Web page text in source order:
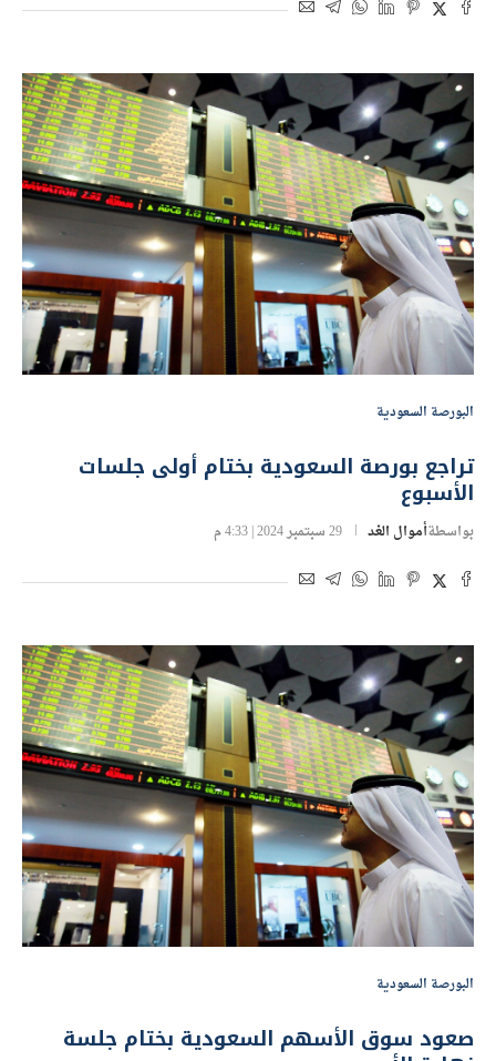
البورصة السعودية
تراجع بورصة السعودية بختام أولى جلسات
الأسبوع
بواسطةأموال الغد 29 سبتمبر 2024 | 4:33 م
البورصة السعودية
صعود سوق الأسهم السعودية بختام جلسة